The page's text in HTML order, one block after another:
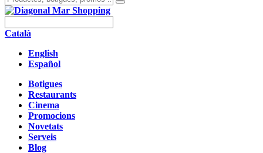
Català
English
Español
Botigues
Restaurants
Cinema
Promocions
Novetats
Serveis
Blog